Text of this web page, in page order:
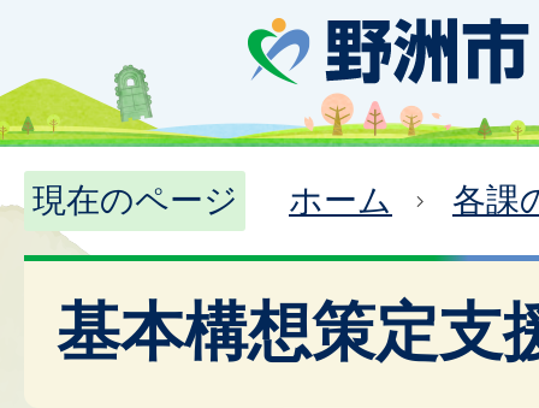
現在のページ ホーム 各課
基本構想策定支